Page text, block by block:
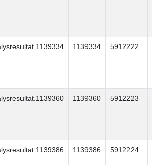
1139334 5912222
1139360 5912223
1139386 5912224